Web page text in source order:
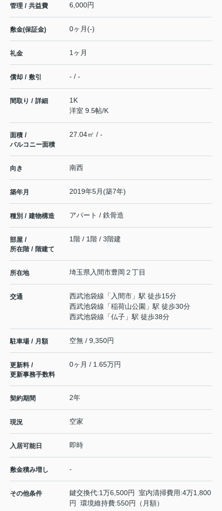
管理 / 共益費 6,000円
敷金(保証金) 0ヶ月(-)
礼金 1ヶ月
償却 / 敷引 - / -
間取り / 詳細
1K
洋室 9.5帖/K
面積 /
バルコニー面積
27.04㎡ / -
向き 南西
築年月 2019年5月(築7年)
種別 / 建物構造 アパート / 鉄骨造
部屋 /
所在階 / 階建て
1階 / 1階 / 3階建
所在地 埼玉県 入間市豊岡 ２丁目
交通 西武池袋線 「 入間市 」駅 徒歩15分
西武池袋線 「稲荷山公園 」駅 徒歩30分
西武池袋線 「仏子 」駅 徒歩38分
駐車場 / 月額 空無 / 9,350円
更新料 /
更新事務手数料
0ヶ月 / 1.65万円
契約期間 2年
現況 空家
入居可能日 即時
敷金積み増し -
その他条件
鍵交換代:1万6,500円 室内清掃費用:4万1,800
円 環境維持費:550円（月額）